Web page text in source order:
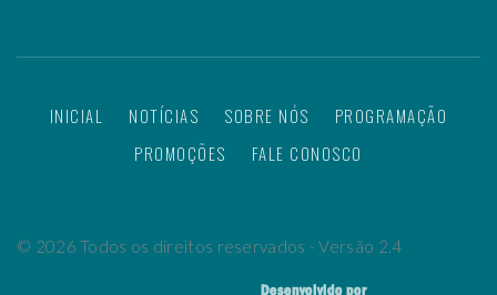
INICIAL NOTÍCIAS SOBRE NÓS
PROGRAMAÇÃO
PROMOÇÕES
FALE CONOSCO
© 2026 Todos os direitos reservados - Versão 2.4